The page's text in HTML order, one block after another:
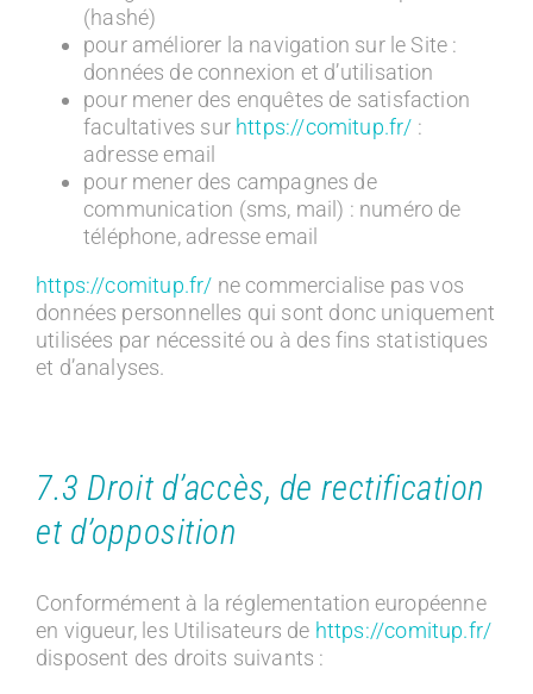
(hashé)
pour améliorer la navigation sur le Site :
données de connexion et d’utilisation
pour mener des enquêtes de satisfaction
facultatives sur https://comitup.fr/ :
adresse email
pour mener des campagnes de
communication (sms, mail) : numéro de
téléphone, adresse email
https://comitup.fr/ ne commercialise pas vos
données personnelles qui sont donc uniquement
utilisées par nécessité ou à des fins statistiques
et d’analyses.
7.3 Droit d’accès, de rectification
et d’opposition
Conformément à la réglementation européenne
en vigueur, les Utilisateurs de https://comitup.fr/
disposent des droits suivants :